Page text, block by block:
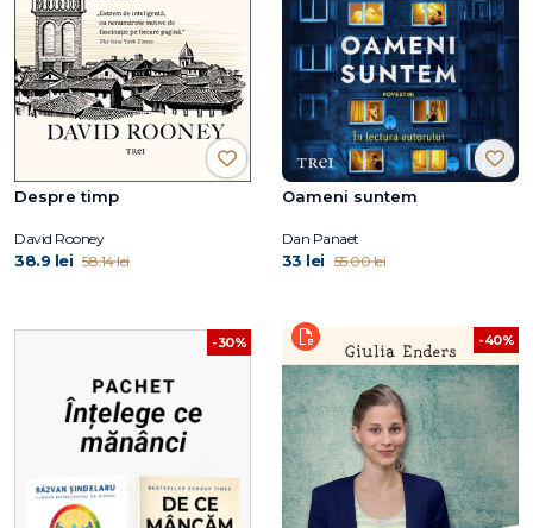
Despre timp
David Rooney
38.9 lei 58.14 lei
Oameni suntem
Dan Panaet
33 lei 55.00 lei
-30% -40%